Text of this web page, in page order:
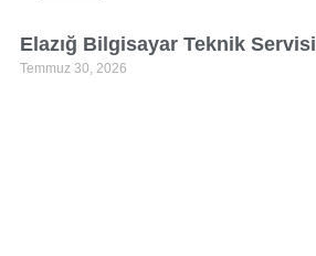
Elazığ Bilgisayar Teknik Servisi
Temmuz 30, 2026